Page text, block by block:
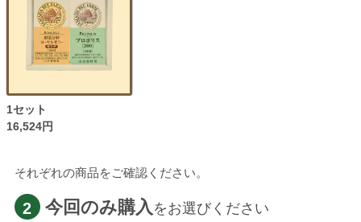
1セット
16,524円
それぞれの商品をご確認ください。
2 今回のみ購入 をお選びください